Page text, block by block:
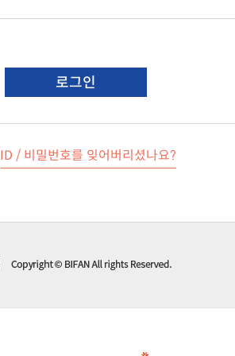
로그인
ID / 비밀번호를 잊어버리셨나요?